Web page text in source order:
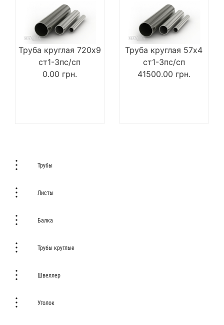
Труба круглая 720х9
ст1-3пс/сп
0.00 грн.
Труба круглая 57х4
ст1-3пс/сп
41500.00 грн.
Трубы
Листы
Балка
Трубы круглые
Швеллер
Уголок